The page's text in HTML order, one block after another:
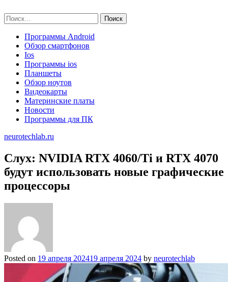
to
content
Найти:
Программы Android
Обзор смартфонов
Ios
Программы ios
Планшеты
Обзор ноутов
Видеокарты
Материнские платы
Новости
Программы для ПК
neurotechlab.ru
Слух: NVIDIA RTX 4060/Ti и RTX 4070
будут использовать новые графические
процессоры
Posted on 19 апреля 202419 апреля 2024 by neurotechlab